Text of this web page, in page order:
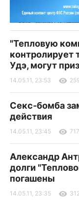
"Тепловую
контролирует
Удэ, могут
14.05.11, 23:53
Секс-бомба
действия
14.05.11, 23:45
Александр
долги
погашены
14.05.11, 23:35